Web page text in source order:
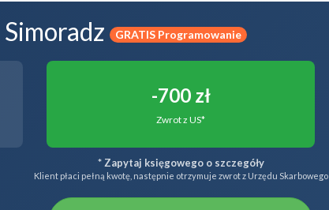
GRATIS Programowanie
-700 zł
Zwrot z US*
* Zapytaj księgowego o szczegóły
Klient płaci pełną kwotę, następnie otrzymuje zwrot z Urzędu Skarbowego